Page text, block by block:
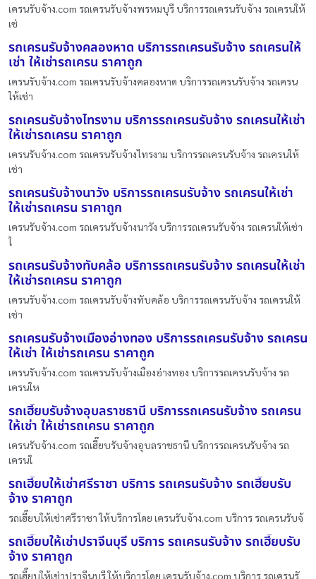
เครนรับจ้าง.com รถเครนรับจ้างพรหมบุรี บริการรถเครนรับจ้าง รถเครนให้
เช่
รถเครนรับจ้างคลองหาด บริการรถเครนรับจ้าง รถเครนให้
เช่า ให้เช่ารถเครน ราคาถูก
เครนรับจ้าง.com รถเครนรับจ้างคลองหาด บริการรถเครนรับจ้าง รถเครน
ให้เช่า
รถเครนรับจ้างไทรงาม บริการรถเครนรับจ้าง รถเครนให้เช่า
ให้เช่ารถเครน ราคาถูก
เครนรับจ้าง.com รถเครนรับจ้างไทรงาม บริการรถเครนรับจ้าง รถเครนให้
เช่า
รถเครนรับจ้างนาวัง บริการรถเครนรับจ้าง รถเครนให้เช่า
ให้เช่ารถเครน ราคาถูก
เครนรับจ้าง.com รถเครนรับจ้างนาวัง บริการรถเครนรับจ้าง รถเครนให้เช่า
ใ
รถเครนรับจ้างทับคล้อ บริการรถเครนรับจ้าง รถเครนให้เช่า
ให้เช่ารถเครน ราคาถูก
เครนรับจ้าง.com รถเครนรับจ้างทับคล้อ บริการรถเครนรับจ้าง รถเครนให้
เช่า
รถเครนรับจ้างเมืองอ่างทอง บริการรถเครนรับจ้าง รถเครน
ให้เช่า ให้เช่ารถเครน ราคาถูก
เครนรับจ้าง.com รถเครนรับจ้างเมืองอ่างทอง บริการรถเครนรับจ้าง รถ
เครนให
รถเฮี๊ยบรับจ้างอุบลราชธานี บริการรถเครนรับจ้าง รถเครน
ให้เช่า ให้เช่ารถเครน ราคาถูก
เครนรับจ้าง.com รถเฮี๊ยบรับจ้างอุบลราชธานี บริการรถเครนรับจ้าง รถ
เครนใ
รถเฮี๊ยบให้เช่าศรีราชา บริการ รถเครนรับจ้าง รถเฮี๊ยบรับ
จ้าง ราคาถูก
รถเฮี๊ยบให้เช่าศรีราชา ให้บริการโดย เครนรับจ้าง.com บริการ รถเครนรับจ้
รถเฮี๊ยบให้เช่าปราจีนบุรี บริการ รถเครนรับจ้าง รถเฮี๊ยบรับ
จ้าง ราคาถูก
รถเฮี๊ยบให้เช่าปราจีนบุรี ให้บริการโดย เครนรับจ้าง.com บริการ รถเครนรั